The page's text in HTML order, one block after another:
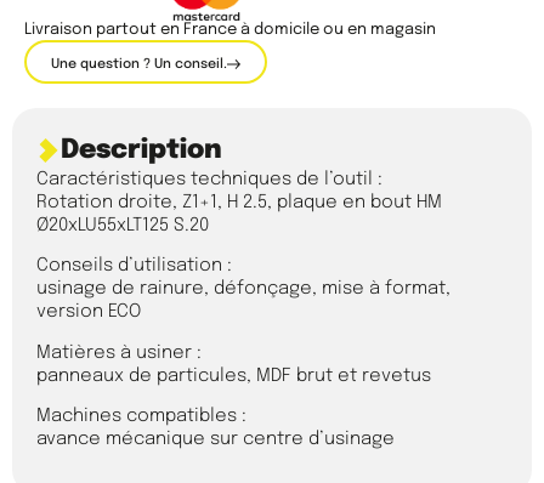
Livraison partout en France à domicile ou en magasin
Une question ? Un conseil.
Description
Caractéristiques techniques de l’outil :
Rotation droite, Z1+1, H 2.5, plaque en bout HM
Ø20xLU55xLT125 S.20
Conseils d’utilisation :
usinage de rainure, défonçage, mise à format,
version ECO
Matières à usiner :
panneaux de particules, MDF brut et revetus
Machines compatibles :
avance mécanique sur centre d’usinage